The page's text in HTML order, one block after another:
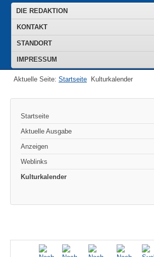
DIE REDAKTION
KONTAKT
STANDORT
IMPRESSUM
Aktuelle Seite: Startseite Kulturkalender
Startseite
Aktuelle Ausgabe
Anzeigen
Weblinks
Kulturkalender